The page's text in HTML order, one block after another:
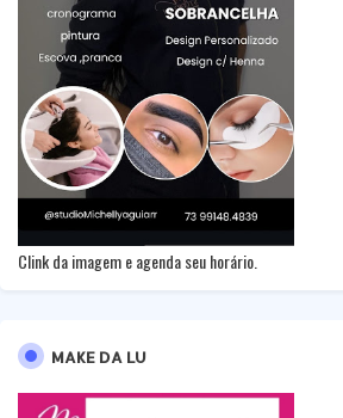
Clink da imagem e agenda seu horário.
MAKE DA LU